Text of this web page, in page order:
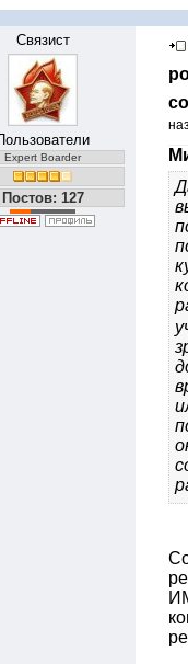
Связист
Expert Boarder
Постов: 127